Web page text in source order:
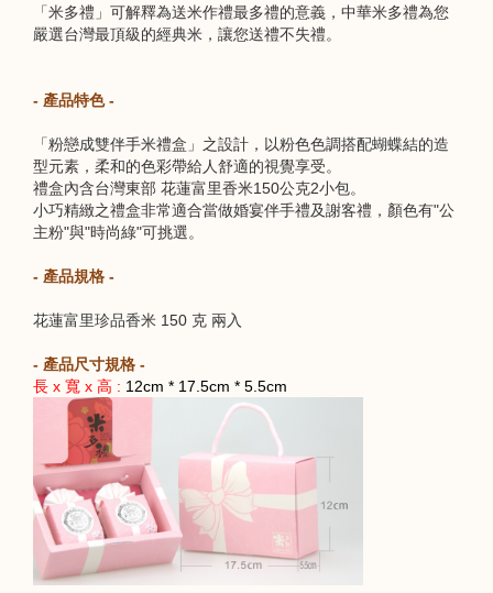
「米多禮」可解釋為送米作禮最多禮的意義，中華米多禮為您
嚴選台灣最頂級的經典米，讓您送禮不失禮。
- 產品特色 -
「粉戀成雙伴手米禮盒」之設計，以粉色色調搭配蝴蝶結的造
型元素，柔和的色彩帶給人舒適的視覺享受。
禮盒內含台灣東部 花蓮富里香米150公克2小包。
小巧精緻之禮盒非常適合當做婚宴伴手禮及謝客禮，顏色有"公
主粉"與"時尚綠"可挑選。
- 產品規格 -
花蓮富里珍品香米 150 克 兩入
- 產品尺寸規格 -
長 x 寬 x 高 : 12cm * 17.5cm * 5.5cm